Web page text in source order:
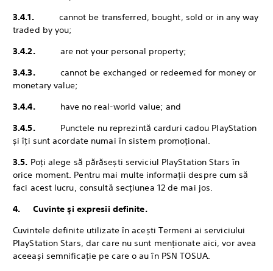
3.4.1. cannot be transferred, bought, sold or in any way
traded by you;
3.4.2. are not your personal property;
3.4.3. cannot be exchanged or redeemed for money or
monetary value;
3.4.4. have no real-world value; and
3.4.5. Punctele nu reprezintă carduri cadou PlayStation
și îți sunt acordate numai în sistem promoțional.
3.5. Poți alege să părăsești serviciul PlayStation Stars în
orice moment. Pentru mai multe informații despre cum să
faci acest lucru, consultă secțiunea 12 de mai jos.
4. Cuvinte şi expresii definite.
Cuvintele definite utilizate în acești Termeni ai serviciului
PlayStation Stars, dar care nu sunt menționate aici, vor avea
aceeași semnificație pe care o au în PSN TOSUA.